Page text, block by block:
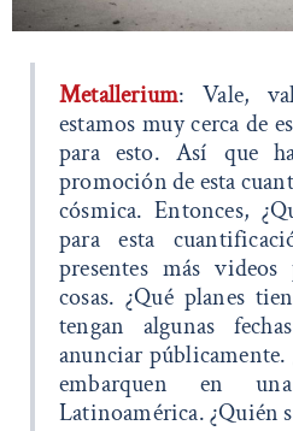
Metallerium: Vale,
estamos muy cerca de
para esto. Así que
promoción de esta
cósmica. Entonces,
para esta
presentes más videos
cosas. ¿Qué planes
tengan algunas
anunciar públicamente.
embarquen en
Latinoamérica. ¿Quién